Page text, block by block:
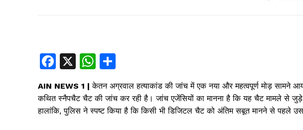
F
c
e
X
W
at
s
ar
e
AIN NEWS 1 |केतन अग्रवाल हत्याकांड की जांच में एक नया और महत्वपूर्ण मोड़ सामने
कथित स्नैपचैट चैट की जांच कर रही है। जांच एजेंसियों का मानना है कि यह चैट मामले से
हालांकि, पुलिस ने स्पष्ट किया है कि किसी भी डिजिटल चैट को अंतिम सबूत मानने से पहले